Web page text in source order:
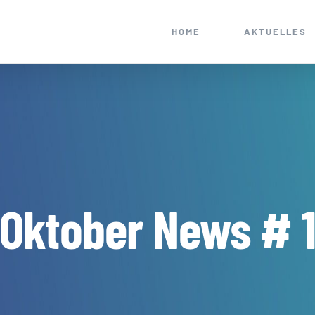
HOME AKTUELLES
Oktober News # 1